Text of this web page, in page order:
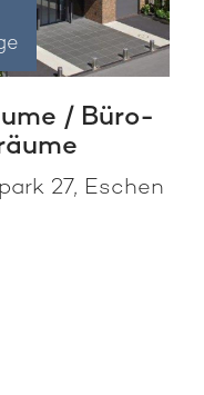
/ Büro-
27, Eschen